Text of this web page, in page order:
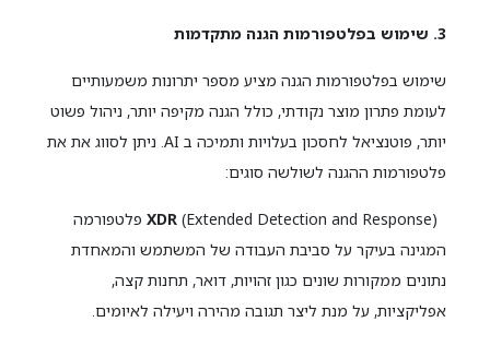
3. שימוש בפלטפורמות הגנה מתקדמות
שימוש בפלטפורמות הגנה מציע מספר יתרונות משמעותיים
לעומת פתרון מוצר נקודתי, כולל הגנה מקיפה יותר, ניהול פשוט
יותר, פוטנציאל לחסכון בעלויות ותמיכה ב AI. ניתן לסווג את את
פלטפורמות ההגנה לשולשה סוגים:
(Extended Detection and Response) פלטפורמה
המגינה בעיקר על סביבת העבודה של המשתמש והמאחדת
נתונים ממקורות שונים כגון זהויות, דואר, תחנות קצה,
אפליקציות, על מנת ליצר תגובה מהירה ויעילה לאיומים.